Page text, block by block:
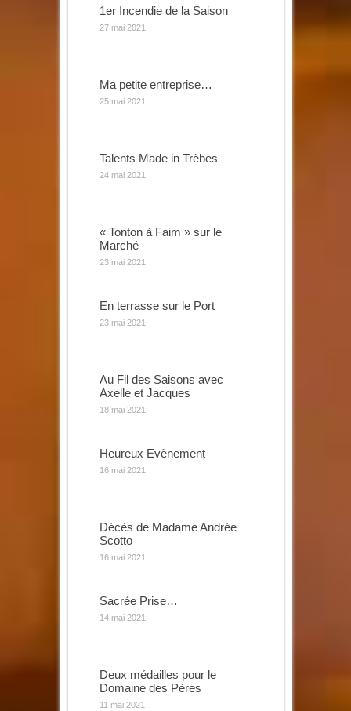
1er Incendie de la Saison
27 mai 2021
Ma petite entreprise…
25 mai 2021
Talents Made in Trèbes
24 mai 2021
« Tonton à Faim » sur le
Marché
23 mai 2021
En terrasse sur le Port
23 mai 2021
Au Fil des Saisons avec
Axelle et Jacques
18 mai 2021
Heureux Evènement
16 mai 2021
Décès de Madame Andrée
Scotto
16 mai 2021
Sacrée Prise…
14 mai 2021
Deux médailles pour le
Domaine des Pères
11 mai 2021